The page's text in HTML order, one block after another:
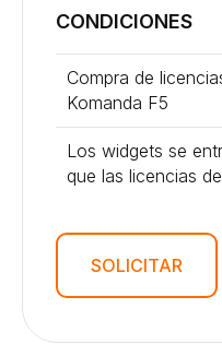
CONDICIONES
Compra de
Komanda F5
Los widgets se
que las licencias
SOLICITAR